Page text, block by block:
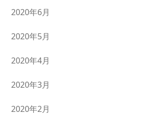
2020年6月
2020年5月
2020年4月
2020年3月
2020年2月